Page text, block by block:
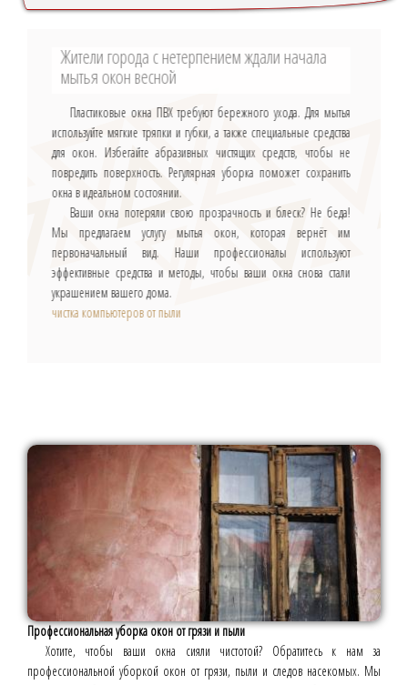
Жители города с нетерпением ждали начала
мытья окон весной
Пластиковые окна ПВХ требуют бережного ухода. Для мытья
используйте мягкие тряпки и губки, а также специальные средства
для окон. Избегайте абразивных чистящих средств, чтобы не
повредить поверхность. Регулярная уборка поможет сохранить
окна в идеальном состоянии.
Ваши окна потеряли свою прозрачность и блеск? Не беда!
Мы предлагаем услугу мытья окон, которая вернёт им
первоначальный вид. Наши профессионалы используют
эффективные средства и методы, чтобы ваши окна снова стали
украшением вашего дома.
чистка компьютеров от пыли
Профессиональная уборка окон от грязи и пыли
Хотите, чтобы ваши окна сияли чистотой? Обратитесь к нам за
профессиональной уборкой окон от грязи, пыли и следов насекомых. Мы